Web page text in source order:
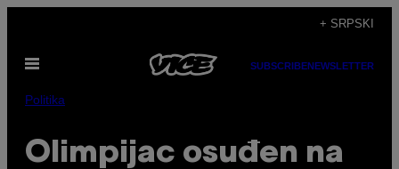
садржај
+ SRPSKI
Otvori
SUBSCRIBENEWSLETTER
Politika
Olimpijac osuđen na